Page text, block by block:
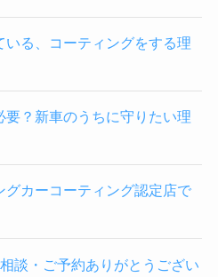
る、コーティングをする理
？新車のうちに守りたい理
グカーコーティング認定店で
談・ご予約ありがとうござい